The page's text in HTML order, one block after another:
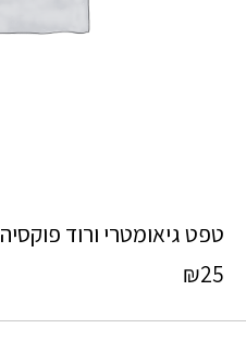
טפט גיאומטרי ורוד פוקסיה
₪25